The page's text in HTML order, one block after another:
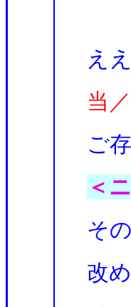
え
当／
ご
＜
その
改